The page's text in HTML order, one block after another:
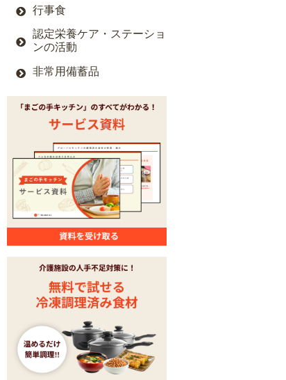
行事食
認定栄養ケア・ステーショ
ンの活動
非常用備蓄品